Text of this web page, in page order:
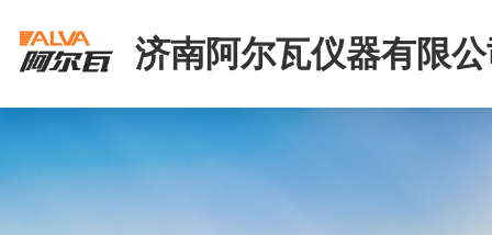
济南阿尔瓦仪器有限